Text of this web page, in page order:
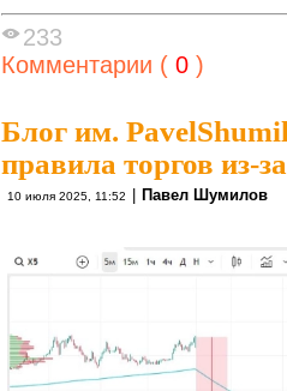
233
Комментарии ( 0 )
Блог им.
правила торгов из-
10 июля 2025, 11:52 | Павел Шумилов